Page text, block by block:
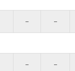
– –
– –